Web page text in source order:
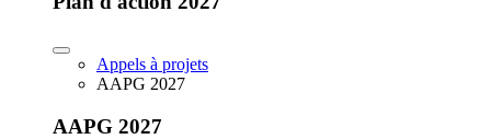
Appels à projets
AAPG 2027
AAPG 2027